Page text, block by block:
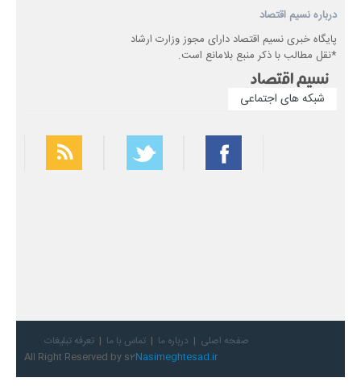
درباره نسیم اقتصاد
پایگاه خبری نسیم اقتصاد دارای مجوز وزارت ارشاد
*نقل مطالب با ذکر منبع بلامانع است.
شبکه های اجتماعی
تعرفه تبلیغات تماس با ما درباره ما
صفحه اصلی
All Right Reserved by s2Nasimeghtesad.ir